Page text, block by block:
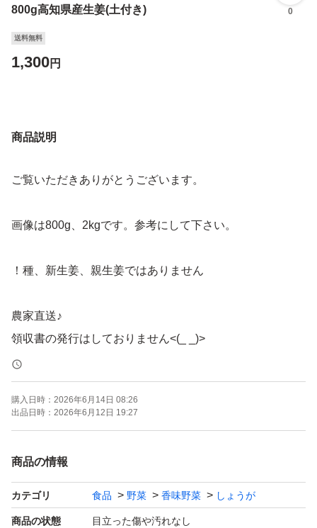
800g高知県産生姜(土付き) 0
送料無料
1,300円
商品説明
ご覧いただきありがとうございます。
画像は800g、2kgです。参考にして下さい。
！種、新生姜、親生姜ではありません
農家直送♪
領収書の発行はしておりません<(_ _)>
高知県産の囲い生姜です。
減農薬栽培で土作りからこだわり、丁寧に手間暇かけた香
す。
生姜専用温度、湿度を保ってます。
購入日時： 2026年6月14日 08:26
出品日時： 2026年6月12日 19:27
商品の情報
カテゴリ 食品 野菜 香味野菜 しょうが
商品の状態 目立った傷や汚れなし